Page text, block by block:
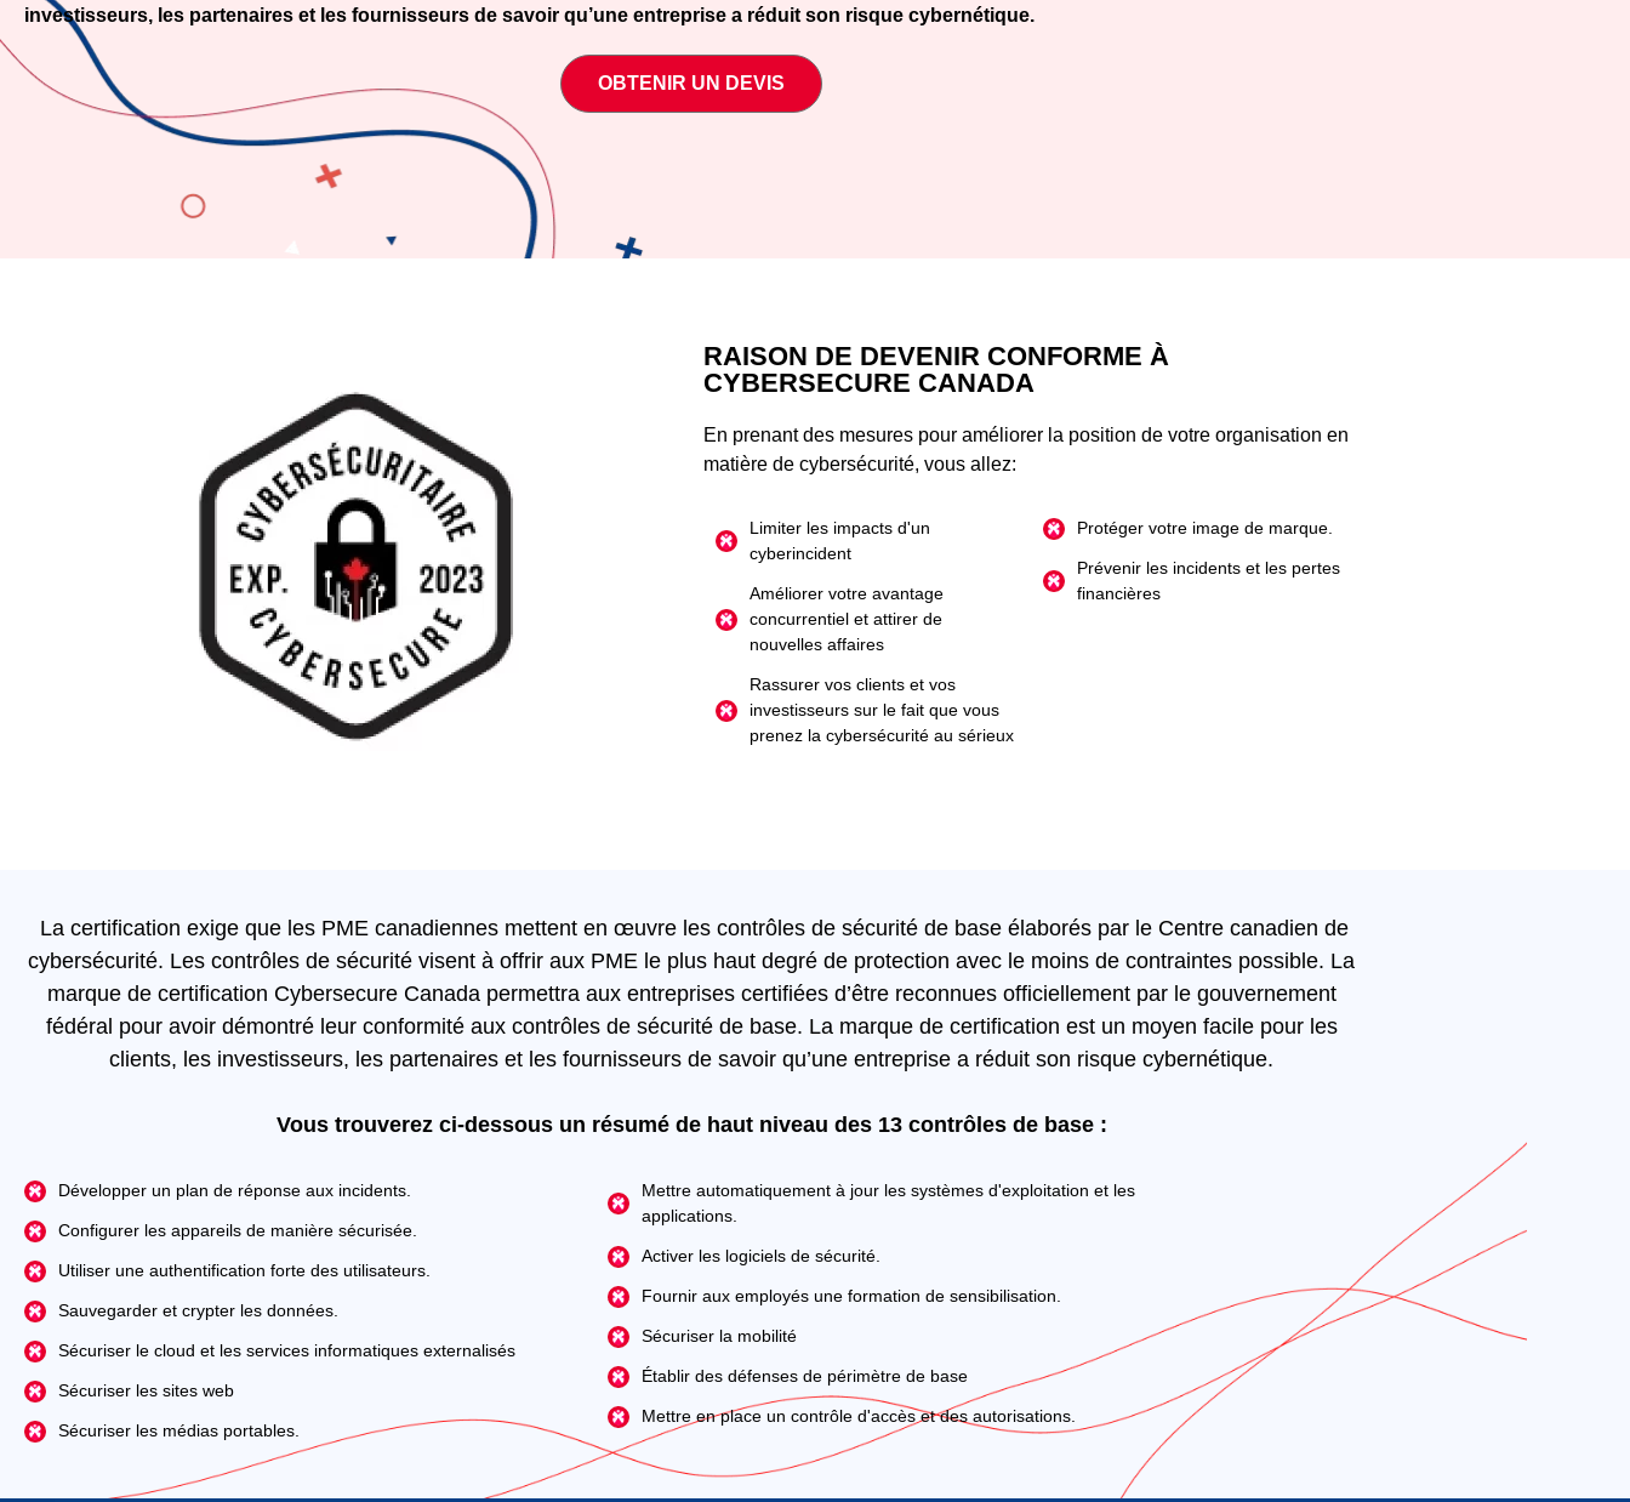
investisseurs, les partenaires et les fournisseurs de savoir qu’une entreprise a réduit son risque cybernétique.
OBTENIR UN DEVIS
RAISON DE DEVENIR CONFORME À
CYBERSECURE CANADA
En prenant des mesures pour améliorer la position de votre organisation en
matière de cybersécurité, vous allez:
Limiter les impacts d'un
cyberincident
Améliorer votre avantage
concurrentiel et attirer de
nouvelles affaires
Rassurer vos clients et vos
investisseurs sur le fait que vous
prenez la cybersécurité au sérieux
Protéger votre image de marque.
Prévenir les incidents et les pertes
financières
La certification exige que les PME canadiennes mettent en œuvre les contrôles de sécurité de base élaborés par le Centre canadien de
cybersécurité. Les contrôles de sécurité visent à offrir aux PME le plus haut degré de protection avec le moins de contraintes possible. La
marque de certification Cybersecure Canada permettra aux entreprises certifiées d’être reconnues officiellement par le gouvernement
fédéral pour avoir démontré leur conformité aux contrôles de sécurité de base. La marque de certification est un moyen facile pour les
clients, les investisseurs, les partenaires et les fournisseurs de savoir qu’une entreprise a réduit son risque cybernétique.
Vous trouverez ci-dessous un résumé de haut niveau des 13 contrôles de base :
Développer un plan de réponse aux incidents.
Configurer les appareils de manière sécurisée.
Utiliser une authentification forte des utilisateurs.
Sauvegarder et crypter les données.
Sécuriser le cloud et les services informatiques externalisés
Sécuriser les sites web
Sécuriser les médias portables.
Mettre automatiquement à jour les systèmes d'exploitation et les
applications.
Activer les logiciels de sécurité.
Fournir aux employés une formation de sensibilisation.
Sécuriser la mobilité
Établir des défenses de périmètre de base
Mettre en place un contrôle d'accès et des autorisations.